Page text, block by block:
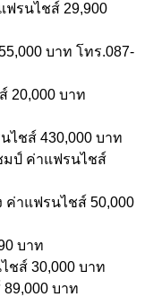
ฟรนไชส์ 29,900
บาท โทร.087-
20,000 บาท
ไชส์ 430,000 บาท
มป์ ค่าแฟรนไชส์
ค่าแฟรนไชส์ 50,000
บาท
ชส์ 30,000 บาท
บาท